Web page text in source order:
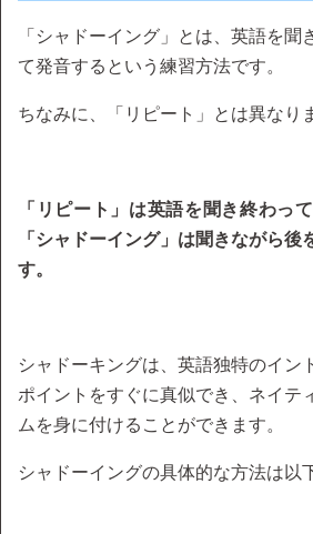
「シャドーイング」とは、英語を聞
て発音するという練習方法です。
ちなみに、「リピート」とは異なり
「リピート」は英語を聞き終わっ
「シャドーイング」は聞きながら後
す。
シャドーキングは、英語独特のイン
ポイントをすぐに真似でき、ネイテ
ムを身に付けることができます。
シャドーイングの具体的な方法は以